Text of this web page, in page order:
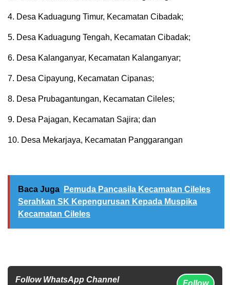
4. Desa Kaduagung Timur, Kecamatan Cibadak;
5. Desa Kaduagung Tengah, Kecamatan Cibadak;
6. Desa Kalanganyar, Kecamatan Kalanganyar;
7. Desa Cipayung, Kecamatan Cipanas;
8. Desa Prubagantungan, Kecamatan Cileles;
9. Desa Pajagan, Kecamatan Sajira; dan
10. Desa Mekarjaya, Kecamatan Panggarangan
Baca Juga
Pemuda Pancasila Kecamatan Cileles
Serahkan SK Kepengurusan Kepada Muspika
Kecamatan Cileles
Follow WhatsApp Channel Follow